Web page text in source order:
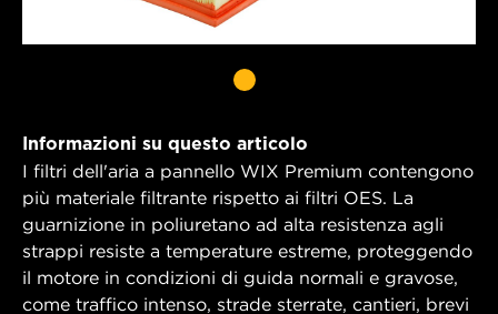
Informazioni su questo articolo
I filtri dell'aria a pannello WIX Premium contengono
più materiale filtrante rispetto ai filtri OES. La
guarnizione in poliuretano ad alta resistenza agli
strappi resiste a temperature estreme, proteggendo
il motore in condizioni di guida normali e gravose,
come traffico intenso, strade sterrate, cantieri, brevi